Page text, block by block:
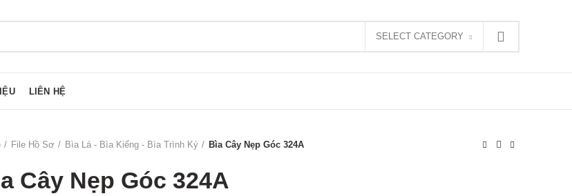
SELECT CATEGORY
LIÊN HỆ
File Hồ Sơ Bìa Lá - Bìa Kiếng - Bìa Trình Ký Bìa Cây Nẹp Góc 324A
Cây Nẹp Góc 324A